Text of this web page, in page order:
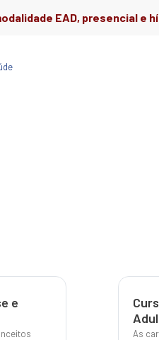
EAD, presencial e
e
As